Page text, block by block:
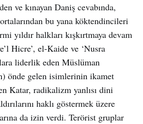
ve kınayan Daniş cevabında,
bu yana köktendincileri
yıldır halkları kışkırtmaya devam
Hicre’, el-Kaide ve ‘Nusra
liderlik eden Müslüman
önde gelen isimlerinin ikamet
Katar, radikalizm yanlısı dini
haklı göstermek üzere
da izin verdi. Terörist gruplar